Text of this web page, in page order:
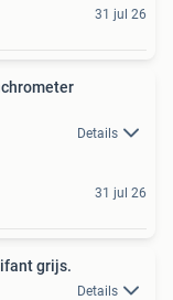
31 jul 26
Details
31 jul 26
grijs.
Details